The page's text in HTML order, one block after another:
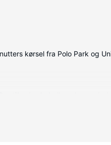
kørsel fra Polo Park og
Faciliteter inkluderer